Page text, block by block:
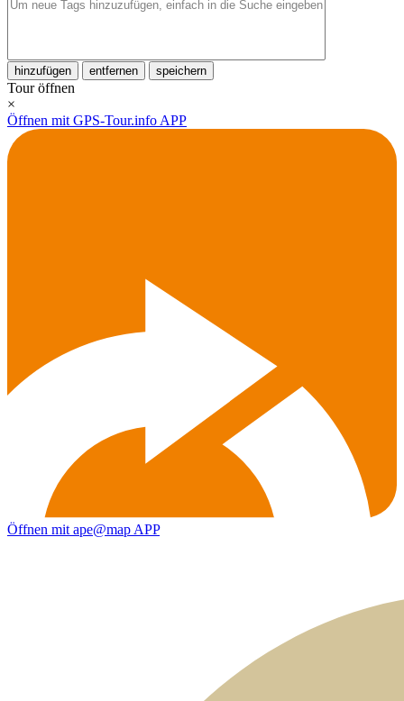
hinzufügen entfernen speichern
Tour öffnen
×
Öffnen mit GPS-Tour.info APP
Öffnen mit ape@map APP